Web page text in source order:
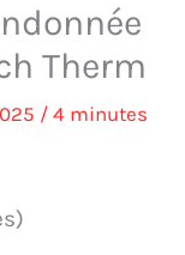
Therm
/ 4 minutes